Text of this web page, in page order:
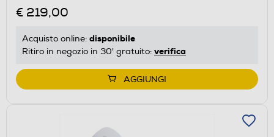
€ 219,00
Acquisto online: disponibile
Ritiro in negozio in 30' gratuito: verifica
AGGIUNGI